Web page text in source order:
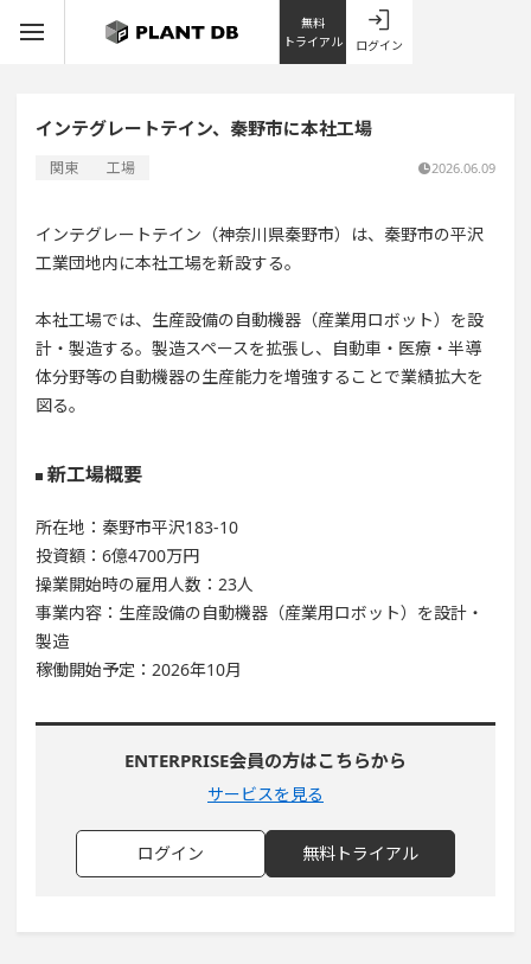
無料
トライアル
ログイン
インテグレートテイン、秦野市に本社工場
関東 工場 2026.06.09
インテグレートテイン（神奈川県秦野市）は、秦野市の平沢
工業団地内に本社工場を新設する。
本社工場では、生産設備の自動機器（産業用ロボット）を設
計・製造する。製造スペースを拡張し、自動車・医療・半導
体分野等の自動機器の生産能力を増強することで業績拡大を
図る。
新工場概要
所在地：秦野市平沢183-10
投資額：6億4700万円
操業開始時の雇用人数：23人
事業内容：生産設備の自動機器（産業用ロボット）を設計・
製造
稼働開始予定：2026年10月
ENTERPRISE会員の方はこちらから
サービスを見る
ログイン 無料トライアル